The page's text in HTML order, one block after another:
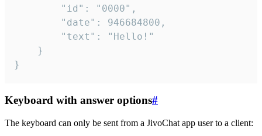
}
Keyboard with answer options#
The keyboard can only be sent from a JivoChat app user to a client: